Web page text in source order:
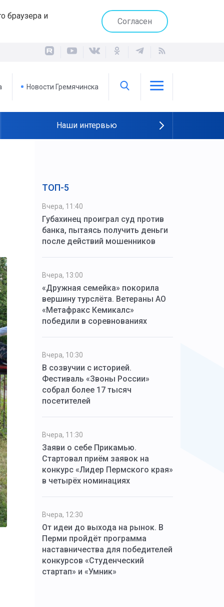
браузера и
Согласен
Новости Гремячинска
Наши интервью
ТОП-5
Вчера, 11:40
Губахинец проиграл суд против
банка, пытаясь получить деньги
после действий мошенников
Вчера, 13:00
«Дружная семейка» покорила
вершину турслёта. Ветераны АО
«Метафракс Кемикалс»
победили в соревнованиях
Вчера, 10:30
В созвучии с историей.
Фестиваль «Звоны России»
собрал более 17 тысяч
посетителей
Вчера, 11:30
Заяви о себе Прикамью.
Стартовал приём заявок на
конкурс «Лидер Пермского края»
в четырёх номинациях
Вчера, 12:30
От идеи до выхода на рынок. В
Перми пройдёт программа
наставничества для победителей
конкурсов «Студенческий
стартап» и «Умник»